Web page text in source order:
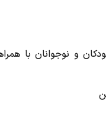
و نوجوانان با